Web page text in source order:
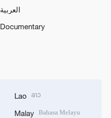
العربية
Documentary
Lao ລາວ
Malay Bahasa Melayu